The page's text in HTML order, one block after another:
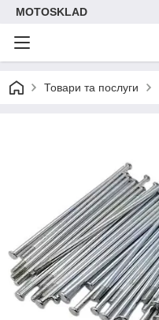
MOTOSKLAD
Товари та послуги